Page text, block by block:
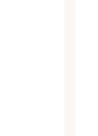
van de laatste